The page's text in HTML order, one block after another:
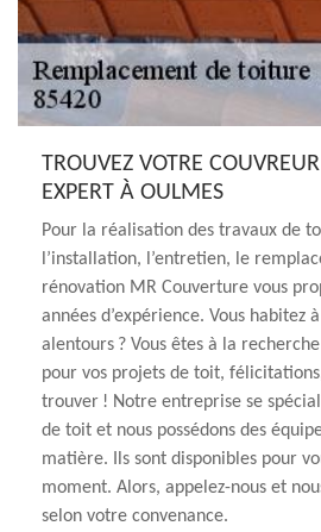
TROUVEZ VOTRE
EXPERT À OULMES
Pour la réalisation des travaux de
l’installation, l’entretien, le
rénovation MR Couverture vous
années d’expérience. Vous habitez
alentours ? Vous êtes à la
pour vos projets de toit,
trouver ! Notre entreprise se
de toit et nous possédons des
matière. Ils sont disponibles pour
moment. Alors, appelez-nous et
selon votre convenance.